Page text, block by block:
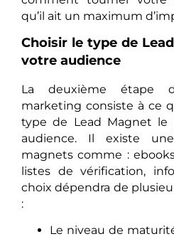
qu’il ait un maximum
Choisir le type de
votre audience
La deuxième étape
marketing consiste à ce
type de Lead Magnet le
audience. Il existe
magnets comme :
listes de vérification,
choix dépendra de
:
Le niveau de